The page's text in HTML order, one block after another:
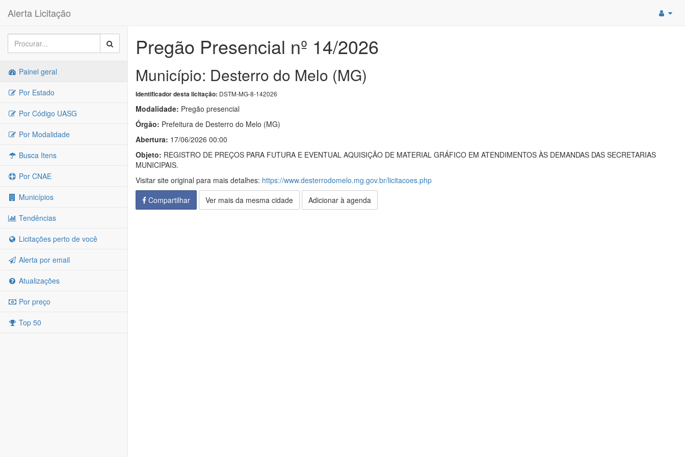
Alerta Licitação
Painel geral
Por Estado
Por Código UASG
Por Modalidade
Busca Itens
Por CNAE
Municípios
Tendências
Licitações perto de você
Alerta por email
Atualizações
Por preço
Top 50
Pregão Presencial nº 14/2026
Município: Desterro do Melo (MG)
Identificador desta licitação: DSTM-MG-8-142026
Modalidade: Pregão presencial
Órgão: Prefeitura de Desterro do Melo (MG)
Abertura: 17/06/2026 00:00
Objeto: REGISTRO DE PREÇOS PARA FUTURA E EVENTUAL AQUISIÇÃO DE MATERIAL GRÁFICO EM ATENDIMENTOS ÀS DEMANDAS DAS SECRETARIAS
MUNICIPAIS.
Visitar site original para mais detalhes: https://www.desterrodomelo.mg.gov.br/licitacoes.php
Compartilhar
Ver mais da mesma cidade Adicionar à agenda